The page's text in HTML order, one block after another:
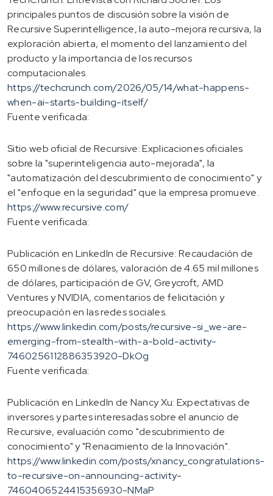
principales puntos de discusión sobre la visión de
Recursive Superintelligence, la auto-mejora recursiva, la
exploración abierta, el momento del lanzamiento del
producto y la importancia de los recursos
computacionales.
https://techcrunch.com/2026/05/14/what-happens-
when-ai-starts-building-itself/
Fuente verificada:
Sitio web oficial de Recursive: Explicaciones oficiales
sobre la "superinteligencia auto-mejorada", la
"automatización del descubrimiento de conocimiento" y
el "enfoque en la seguridad" que la empresa promueve.
https://www.recursive.com/
Fuente verificada:
Publicación en LinkedIn de Recursive: Recaudación de
650 millones de dólares, valoración de 4.65 mil millones
de dólares, participación de GV, Greycroft, AMD
Ventures y NVIDIA, comentarios de felicitación y
preocupación en las redes sociales.
https://www.linkedin.com/posts/recursive-si_we-are-
emerging-from-stealth-with-a-bold-activity-
7460256112886353920-DkOg
Fuente verificada:
Publicación en LinkedIn de Nancy Xu: Expectativas de
inversores y partes interesadas sobre el anuncio de
Recursive, evaluación como "descubrimiento de
conocimiento" y "Renacimiento de la Innovación".
https://www.linkedin.com/posts/xnancy_congratulations-
to-recursive-on-announcing-activity-
7460406524415356930-NMaP